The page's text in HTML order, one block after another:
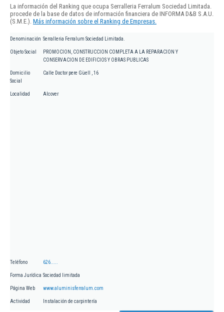
La información del Ranking que ocupa Serralleria Ferralum Sociedad Limitada.
procede de la base de datos de información financiera de INFORMA D&B S.A.U.
(S.M.E.). Más información sobre el Ranking de Empresas.
Denominación Serralleria Ferralum Sociedad Limitada.
Objeto Social
PROMOCION, CONSTRUCCION COMPLETA A LA REPARACION Y
CONSERVACION DE EDIFICIOS Y OBRAS PUBLICAS
Domicilio
Social
Calle Doctor pere Güell , 16
Localidad Alcover
Teléfono 626.....
Forma Jurídica Sociedad limitada
Página Web www.aluminisferralum.com
Actividad Instalación de carpintería